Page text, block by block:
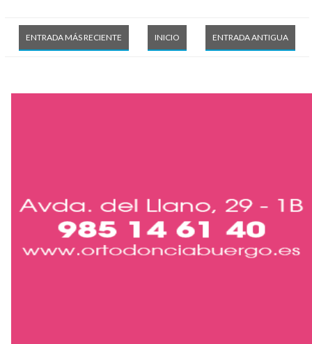
ENTRADA MÁS RECIENTE ENTRADA ANTIGUA
INICIO